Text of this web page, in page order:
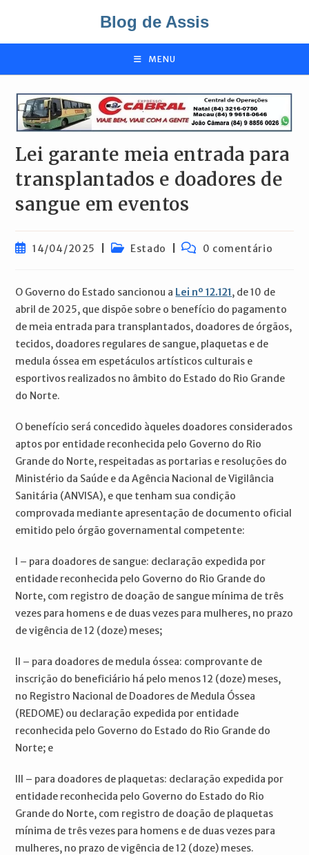
o
Blog de Assis
MENU
Lei garante meia entrada para
transplantados e doadores de
sangue em eventos
Post14/04/2025
Categoria
Estado
Comentários
0 comentário
O Governo do Estado sancionou a Lei nº 12.121, de 10 de
abril de 2025, que dispõe sobre o benefício do pagamento
de meia entrada para transplantados, doadores de órgãos,
tecidos, doadores regulares de sangue, plaquetas e de
medula óssea em espetáculos artísticos culturais e
esportivos realizados no âmbito do Estado do Rio Grande
do Norte.
O benefício será concedido àqueles doadores considerados
aptos por entidade reconhecida pelo Governo do Rio
Grande do Norte, respeitadas as portarias e resoluções do
Ministério da Saúde e da Agência Nacional de Vigilância
Sanitária (ANVISA), e que tenham sua condição
comprovada mediante apresentação de documento oficial
emitido pelo órgão governamental competente:
I – para doadores de sangue: declaração expedida por
entidade reconhecida pelo Governo do Rio Grande do
Norte, com registro de doação de sangue mínima de três
vezes para homens e de duas vezes para mulheres, no prazo
de vigência de 12 (doze) meses;
II – para doadores de medula óssea: comprovante de
inscrição do beneficiário há pelo menos 12 (doze) meses,
no Registro Nacional de Doadores de Medula Óssea
(REDOME) ou declaração expedida por entidade
reconhecida pelo Governo do Estado do Rio Grande do
Norte; e
III – para doadores de plaquetas: declaração expedida por
entidade reconhecida pelo Governo do Estado do Rio
Grande do Norte, com registro de doação de plaquetas
mínima de três vezes para homens e de duas vezes para
mulheres, no prazo de vigência de 12 (doze) meses.